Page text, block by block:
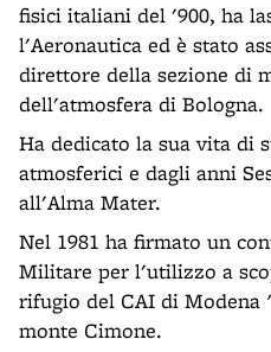
fisici italiani del '900, ha
l'Aeronautica ed è stato
direttore della sezione di
dell'atmosfera di Bologna.
Ha dedicato la sua vita di
atmosferici e dagli anni
all'Alma Mater.
Nel 1981 ha firmato un
Militare per l'utilizzo a
rifugio del CAI di Modena
monte Cimone.